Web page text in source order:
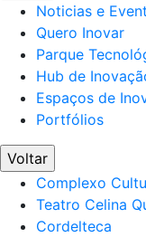
Noticias e
Quero Inovar
Parque
Hub de
Espaços de
Portfólios
Voltar
Complexo
Teatro Celina
Cordelteca